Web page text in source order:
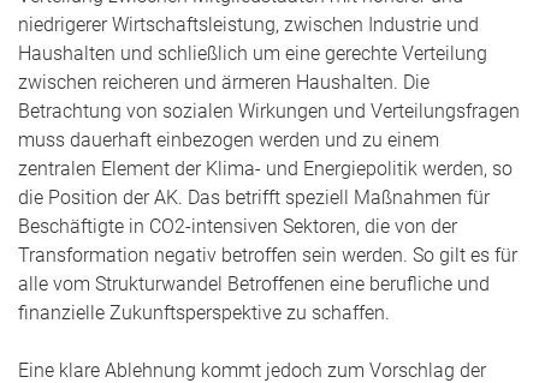
niedrigerer Wirtschaftsleistung, zwischen Industrie und
Haushalten und schließlich um eine gerechte Verteilung
zwischen reicheren und ärmeren Haushalten. Die
Betrachtung von sozialen Wirkungen und Verteilungsfragen
muss dauerhaft einbezogen werden und zu einem
zentralen Element der Klima- und Energiepolitik werden, so
die Position der AK. Das betrifft speziell Maßnahmen für
Beschäftigte in CO2-intensiven Sektoren, die von der
Transformation negativ betroffen sein werden. So gilt es für
alle vom Strukturwandel Betroffenen eine berufliche und
finanzielle Zukunftsperspektive zu schaffen.
Eine klare Ablehnung kommt jedoch zum Vorschlag der